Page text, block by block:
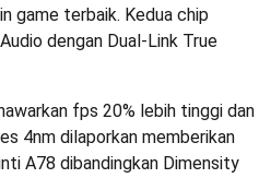
game terbaik. Kedua chip
dengan Dual-Link True
fps 20% lebih tinggi dan
4nm dilaporkan memberikan
A78 dibandingkan Dimensity